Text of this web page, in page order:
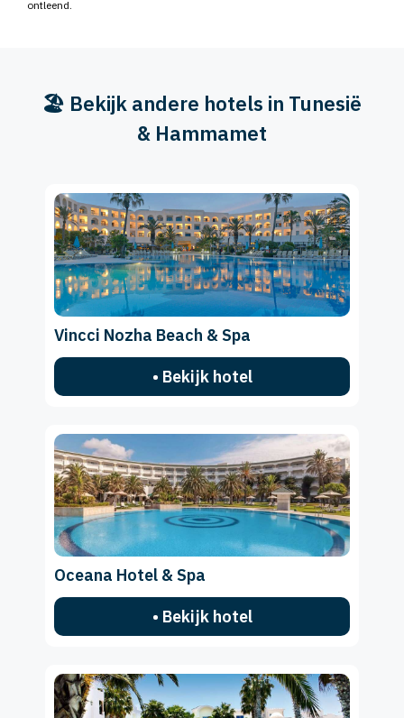
ontleend.
🏖️ Bekijk andere hotels in Tunesië
& Hammamet
Vincci Nozha Beach & Spa
• Bekijk hotel
Oceana Hotel & Spa
• Bekijk hotel